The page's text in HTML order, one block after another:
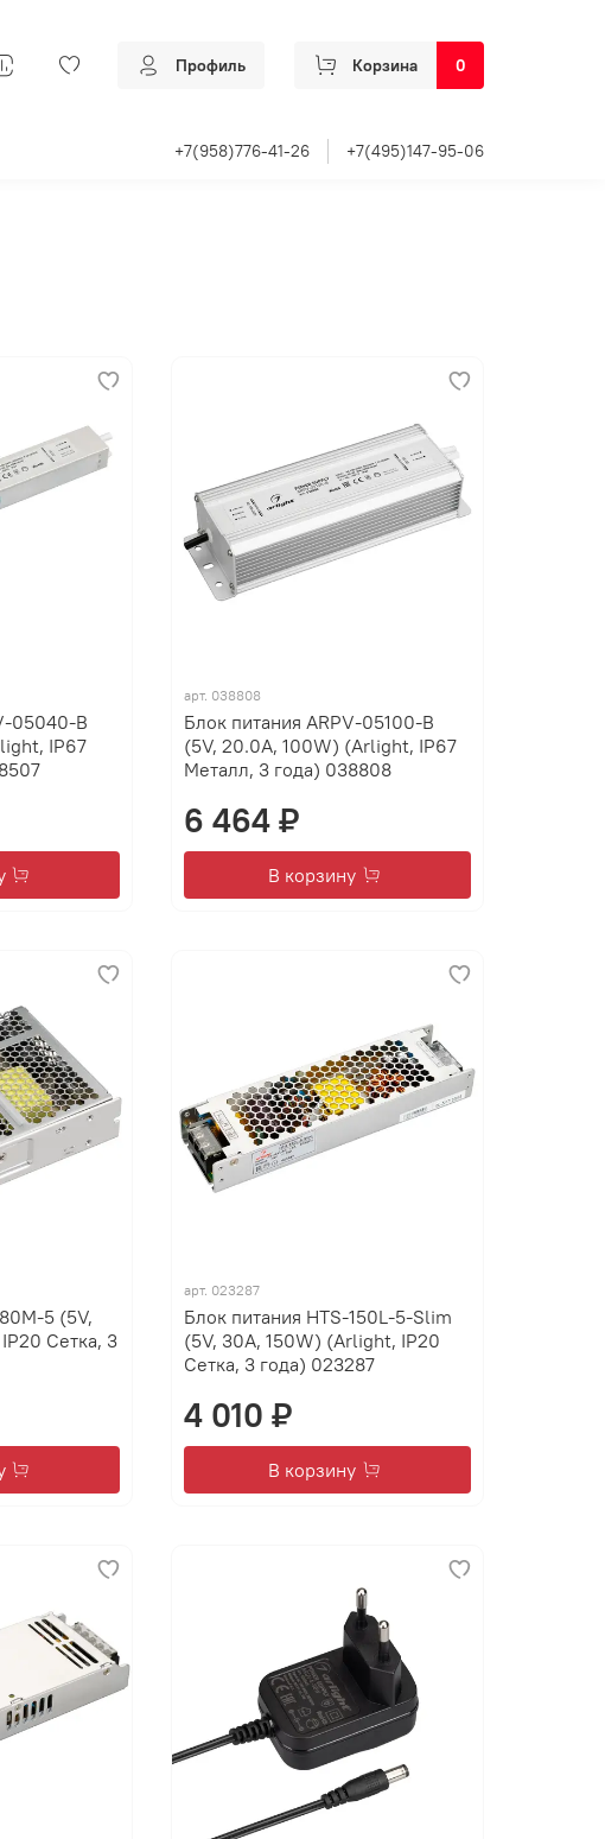
Профиль Корзина 0
+7(958)776-41-26 +7(495)147-95-06
05040-B
IP67
арт. 038808
Блок питания ARPV-05100-B
(5V, 20.0A, 100W) (Arlight, IP67
Металл, 3 года) 038808
6 464 ₽
В корзину
5 (5V,
Сетка, 3
арт. 023287
Блок питания HTS-150L-5-Slim
(5V, 30A, 150W) (Arlight, IP20
Сетка, 3 года) 023287
4 010 ₽
В корзину